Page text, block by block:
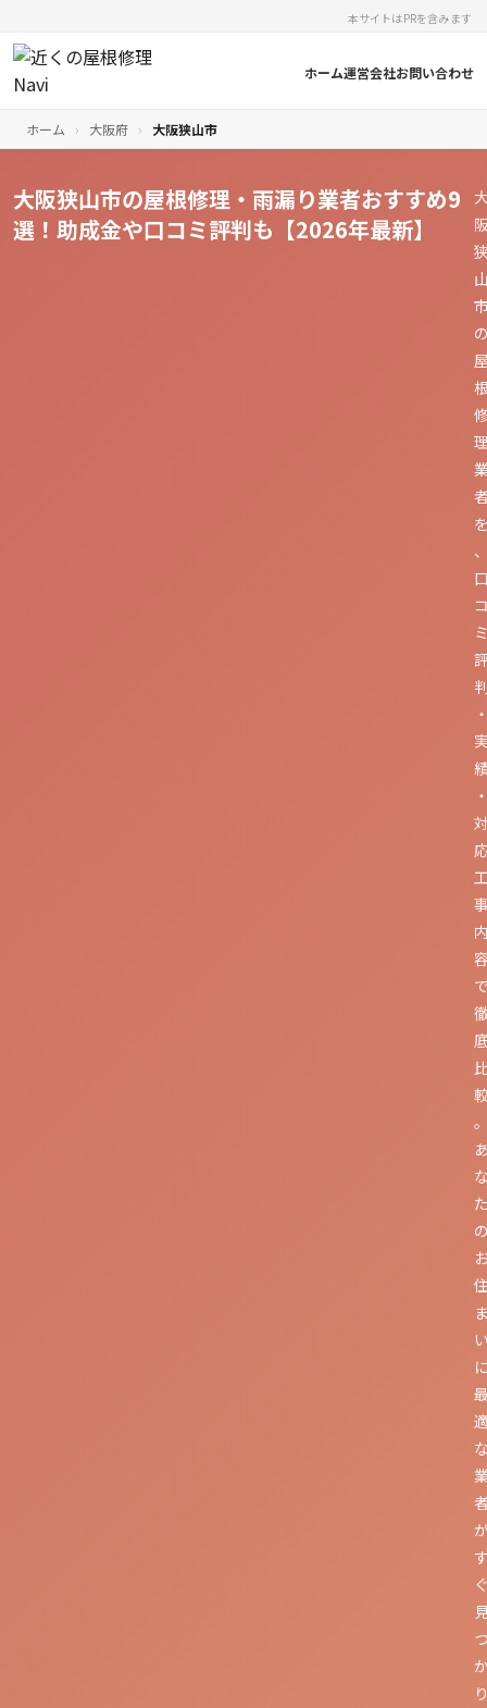
本サイトはPRを含みます
ホーム運営会社お問い合わせ
ホーム › 大阪府 › 大阪狭山市
大阪狭山市の屋根修理・雨漏り業者おすすめ9
選！助成金や口コミ評判も【2026年最新】